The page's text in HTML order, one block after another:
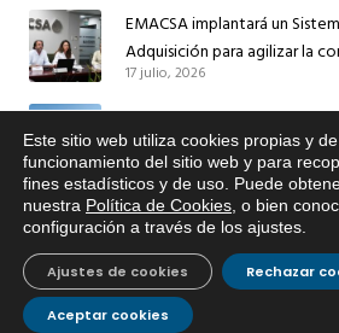
EMACSA implantará un
Adquisición para agilizar la
sus redes e instalaciones
17 julio, 2026
EMACSA inicia hoy las obras
abastecimiento y una red
Ingeniero Ruiz de Azúa
13 julio, 2026
Caracterización ZA Córdoba
2026
9 julio, 2026
Caracterización ZA Córdoba
Este sitio web utiliza cookies propias y
funcionamiento del sitio web y para
fines estadísticos y de uso. Puede
nuestra Política de Cookies , o bien
configuración a través de los ajustes
Aceptar cookies
Rechazar
Ajustes de cookies
Si